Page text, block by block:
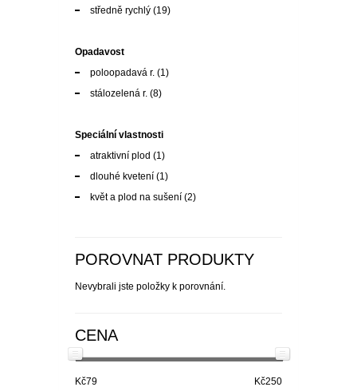
středně rychlý (19)
Opadavost
poloopadavá r. (1)
stálozelená r. (8)
Speciální vlastnosti
atraktivní plod (1)
dlouhé kvetení (1)
květ a plod na sušení (2)
POROVNAT PRODUKTY
Nevybrali jste položky k porovnání.
CENA
Kč79 Kč250